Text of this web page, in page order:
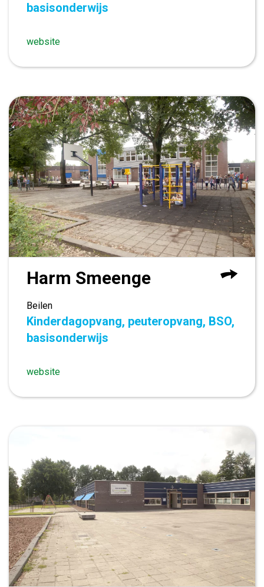
basisonderwijs
website
Harm Smeenge
Beilen
Kinderdagopvang, peuteropvang, BSO,
basisonderwijs
website